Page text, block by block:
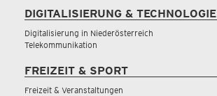
DIGITALISIERUNG & TECHNOLOGIE
Digitalisierung in Niederösterreich
Telekommunikation
FREIZEIT & SPORT
Freizeit & Veranstaltungen